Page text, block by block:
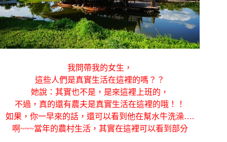
我問帶我的女生，
這些人們是真實生活在這裡的嗎？？
她說：其實也不是，是來這裡上班的，
不過，真的還有農夫是真實生活在這裡的哦！！
如果，你一早來的話，還可以看到他在幫水牛洗澡….
啊~~~當年的農村生活，其實在這裡可以看到部分